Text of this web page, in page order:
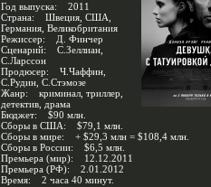
Год выпуска: 2011
Страна: Швеция, США,
Германия, Великобритания
Режиссер: Д. Финчер
Сценарий: С.Зеллиан,
С.Ларссон
Продюсер: Ч.Чаффин,
С.Рудин, С.Стэмозе
Жанр: криминал, триллер,
детектив, драма
Бюджет: $90 млн.
Сборы в США: $79,1 млн.
Сборы в мире: + $29,3 млн = $108,4 млн.
Сборы в России: $6,5 млн.
Премьера (мир): 12.12.2011
Премьера (РФ): 2.01.2012
Время: 2 часа 40 минут.